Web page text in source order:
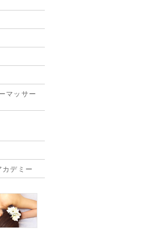
マッサー
デミー